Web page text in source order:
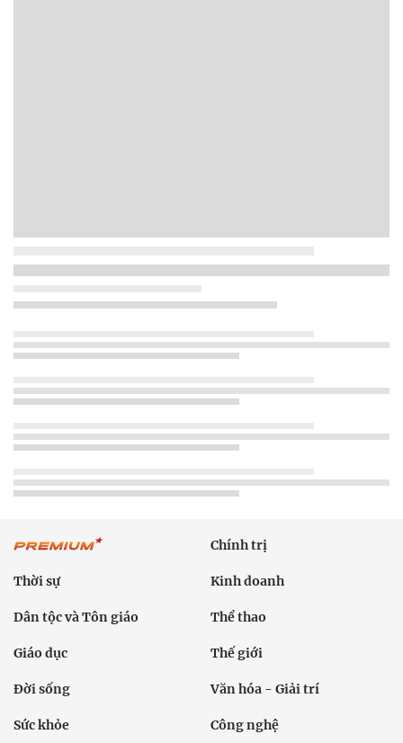
Chính trị
Thời sự Kinh doanh
Dân tộc và Tôn giáo Thể thao
Giáo dục Thế giới
Đời sống Văn hóa - Giải trí
Sức khỏe Công nghệ